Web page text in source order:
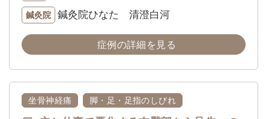
鍼灸院 鍼灸院ひなた 清澄白河
症例の詳細を見る
坐骨神経痛 脚・足・足指のしびれ